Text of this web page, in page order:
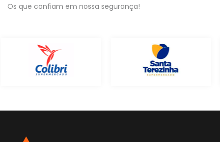
Os que confiam em nossa segurança!